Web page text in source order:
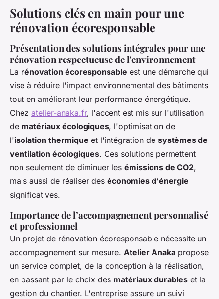
Solutions clés en main pour une
rénovation écoresponsable
Présentation des solutions intégrales pour une
rénovation respectueuse de l'environnement
La rénovation écoresponsable est une démarche qui
vise à réduire l'impact environnemental des bâtiments
tout en améliorant leur performance énergétique.
Chez atelier-anaka.fr, l'accent est mis sur l'utilisation
de matériaux écologiques, l'optimisation de
l'isolation thermique et l'intégration de systèmes de
ventilation écologiques. Ces solutions permettent
non seulement de diminuer les émissions de CO2,
mais aussi de réaliser des économies d'énergie
significatives.
Importance de l’accompagnement personnalisé
et professionnel
Un projet de rénovation écoresponsable nécessite un
accompagnement sur mesure. Atelier Anaka propose
un service complet, de la conception à la réalisation,
en passant par le choix des matériaux durables et la
gestion du chantier. L'entreprise assure un suivi